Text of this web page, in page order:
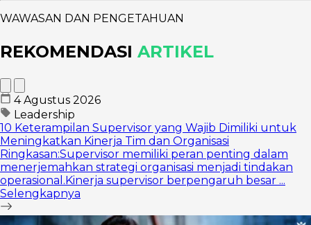
WAWASAN DAN PENGETAHUAN
REKOMENDASI ARTIKEL
4 Agustus 2026
Leadership
10 Keterampilan Supervisor yang Wajib Dimiliki untuk
Meningkatkan Kinerja Tim dan Organisasi
Ringkasan:Supervisor memiliki peran penting dalam
menerjemahkan strategi organisasi menjadi tindakan
operasional.Kinerja supervisor berpengaruh besar ...
Selengkapnya